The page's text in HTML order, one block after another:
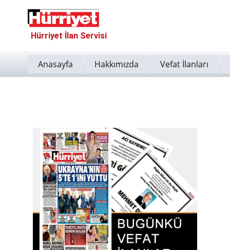
Hürriyet İlan Servisi
Anasayfa Hakkımızda Vefat İlanları